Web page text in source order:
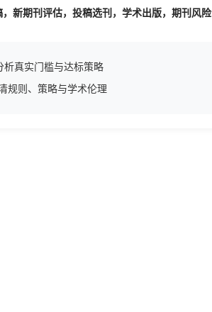
新期刊评估，投稿选刊，学术出版，期刊风险
析真实门槛与达标策略
规则、策略与学术伦理